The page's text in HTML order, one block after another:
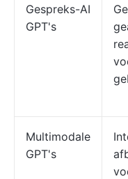
Gespreks-AI
GPT's
Multimodale
GPT's